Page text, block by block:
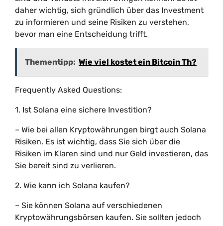
daher wichtig, sich gründlich über das Investment
zu informieren und seine Risiken zu verstehen,
bevor man eine Entscheidung trifft.
Thementipp: Wie viel kostet ein Bitcoin Th?
Frequently Asked Questions:
1. Ist Solana eine sichere Investition?
– Wie bei allen Kryptowährungen birgt auch Solana
Risiken. Es ist wichtig, dass Sie sich über die
Risiken im Klaren sind und nur Geld investieren, das
Sie bereit sind zu verlieren.
2. Wie kann ich Solana kaufen?
– Sie können Solana auf verschiedenen
Kryptowährungsbörsen kaufen. Sie sollten jedoch